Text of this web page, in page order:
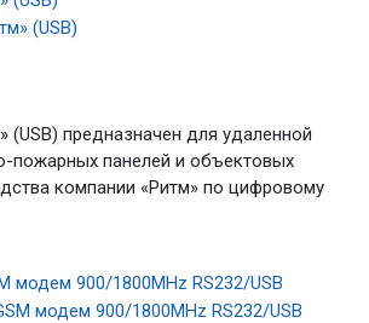
(USB) предназначен для удаленной
пожарных панелей и объектовых
компании «Ритм» по цифровому
модем 900/1800MHz RS232/USB